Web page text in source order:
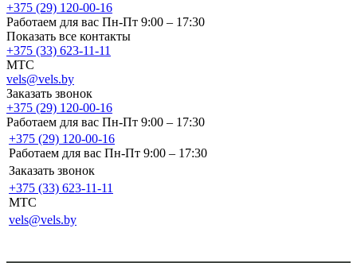
+375 (29) 120-00-16
Работаем для вас Пн-Пт 9:00 – 17:30
Показать все контакты
+375 (33) 623-11-11
MTC
vels@vels.by
Заказать звонок
+375 (29) 120-00-16
Работаем для вас Пн-Пт 9:00 – 17:30
+375 (29) 120-00-16
Работаем для вас Пн-Пт 9:00 – 17:30
Заказать звонок
+375 (33) 623-11-11
MTC
vels@vels.by